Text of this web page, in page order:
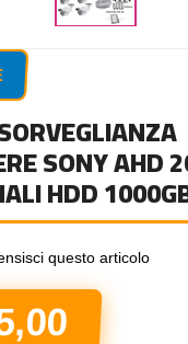
SONY AHD
HDD
questo articolo